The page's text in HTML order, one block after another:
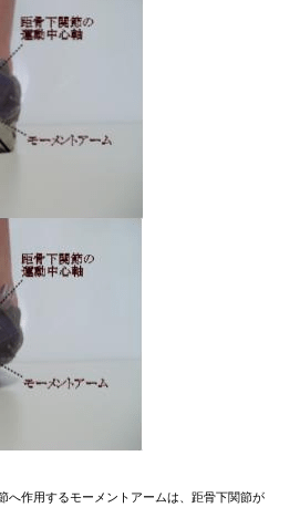
作用するモーメントアームは、距骨下関節が